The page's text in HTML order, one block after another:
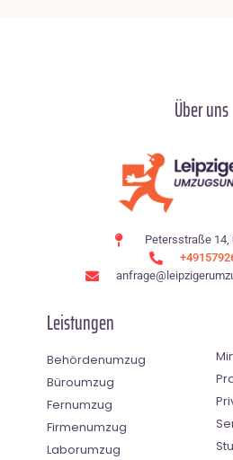
Über uns
Petersstraße 14,
Leistungen
Behördenumzug
Büroumzug
Fernumzug
Firmenumzug
Laborumzug